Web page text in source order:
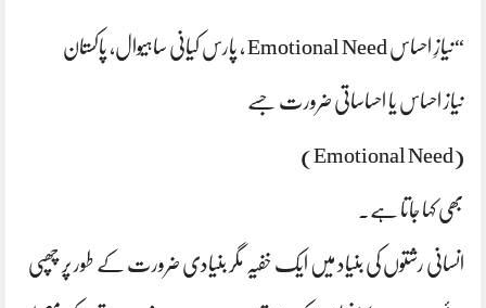
“نیازِ احساس Emotional Need ، پارس کیانی ساہیوال، پاکستان
نیاز احساس یا احساساتی ضرورت جسے
(Emotional Need)
بھی کہا جاتا ہے۔
انسانی رشتوں کی بنیاد میں ایک خفیہ مگر بنیادی ضرورت کے طور پر چھپی